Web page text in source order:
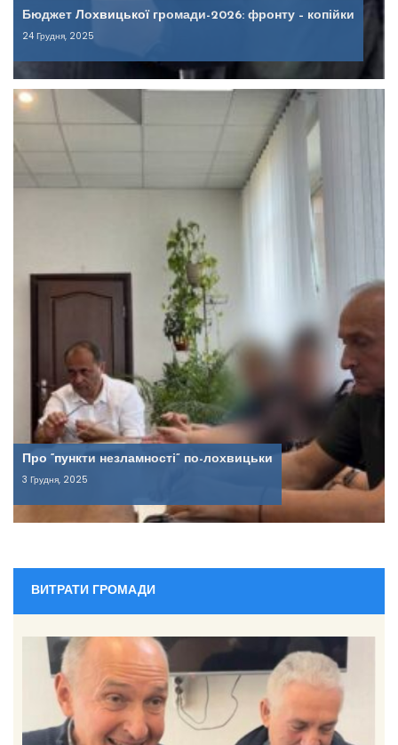
Бюджет Лохвицької громади-2026: фронту – копійки
24 Грудня, 2025
Про “пункти незламності” по-лохвицьки
3 Грудня, 2025
ВИТРАТИ ГРОМАДИ